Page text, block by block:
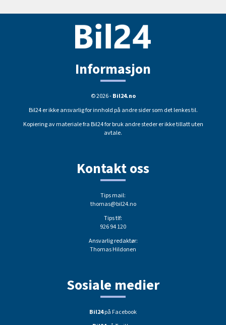
Informasjon
© 2026 -Bil24.no
Bil24 er ikke ansvarlig for innhold på andre sider som det lenkes til.
Kopiering av materiale fra Bil24 for bruk andre steder er ikke tillatt uten
avtale.
Kontakt oss
Tips mail:
thomas@bil24.no
Tips tlf:
926 94 120
Ansvarlig redaktør:
Thomas Hildonen
Sosiale medier
Bil24på Facebook